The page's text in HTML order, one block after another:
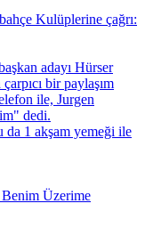
Kulüplerine çağrı:
da 1 akşam yemeği ile
Benim Üzerime